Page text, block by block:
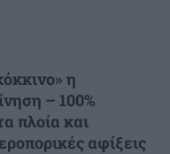
η
– 100%
πλοία και
αφίξεις